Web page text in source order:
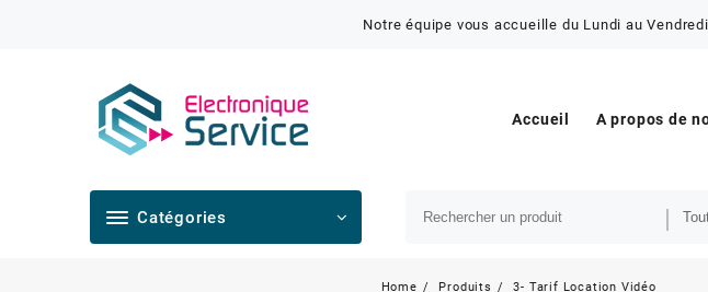
Notre équipe vous accueille du Lundi au
Accueil A propos de
Catégories
Home Produits 3- Tarif Location Vidéo